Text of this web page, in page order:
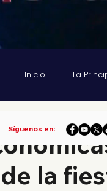
Inicio La
la
Síguenos en: